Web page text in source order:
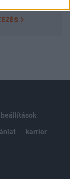
karrier